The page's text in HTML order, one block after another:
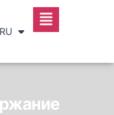
RU
SR